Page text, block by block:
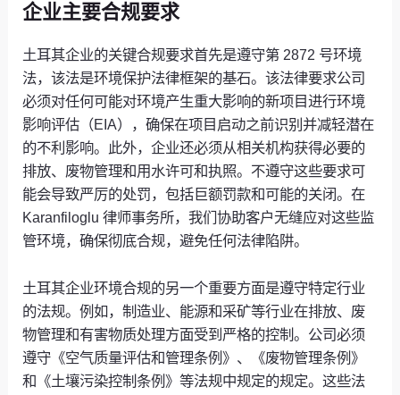
企业主要合规要求
土耳其企业的关键合规要求首先是遵守第 2872 号环境
法，该法是环境保护法律框架的基石。该法律要求公司
必须对任何可能对环境产生重大影响的新项目进行环境
影响评估（EIA），确保在项目启动之前识别并减轻潜在
的不利影响。此外，企业还必须从相关机构获得必要的
排放、废物管理和用水许可和执照。不遵守这些要求可
能会导致严厉的处罚，包括巨额罚款和可能的关闭。在
Karanfiloglu 律师事务所，我们协助客户无缝应对这些监
管环境，确保彻底合规，避免任何法律陷阱。
土耳其企业环境合规的另一个重要方面是遵守特定行业
的法规。例如，制造业、能源和采矿等行业在排放、废
物管理和有害物质处理方面受到严格的控制。公司必须
遵守《空气质量评估和管理条例》、《废物管理条例》
和《土壤污染控制条例》等法规中规定的规定。这些法